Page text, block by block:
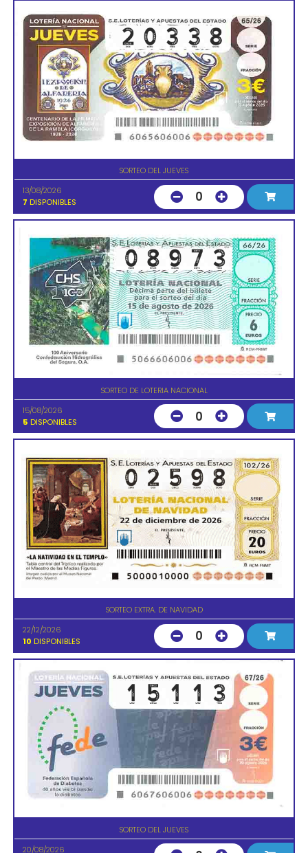
SORTEO DEL JUEVES
13/08/2026
7 DISPONIBLES 0
SORTEO DE LOTERIA NACIONAL
15/08/2026
5 DISPONIBLES 0
SORTEO EXTRA. DE NAVIDAD
22/12/2026
10 DISPONIBLES 0
SORTEO DEL JUEVES
20/08/2026